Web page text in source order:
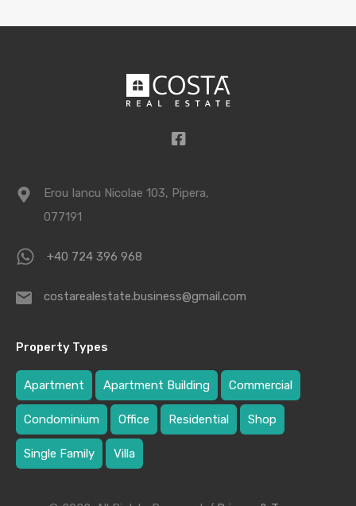
Erou Iancu Nicolae 103, Pipera,
077191
+40 724 396 968
costarealestate.business@gmail.com
Property Types
Apartment Apartment Building Commercial
Condominium Office Residential Shop
Single Family Villa